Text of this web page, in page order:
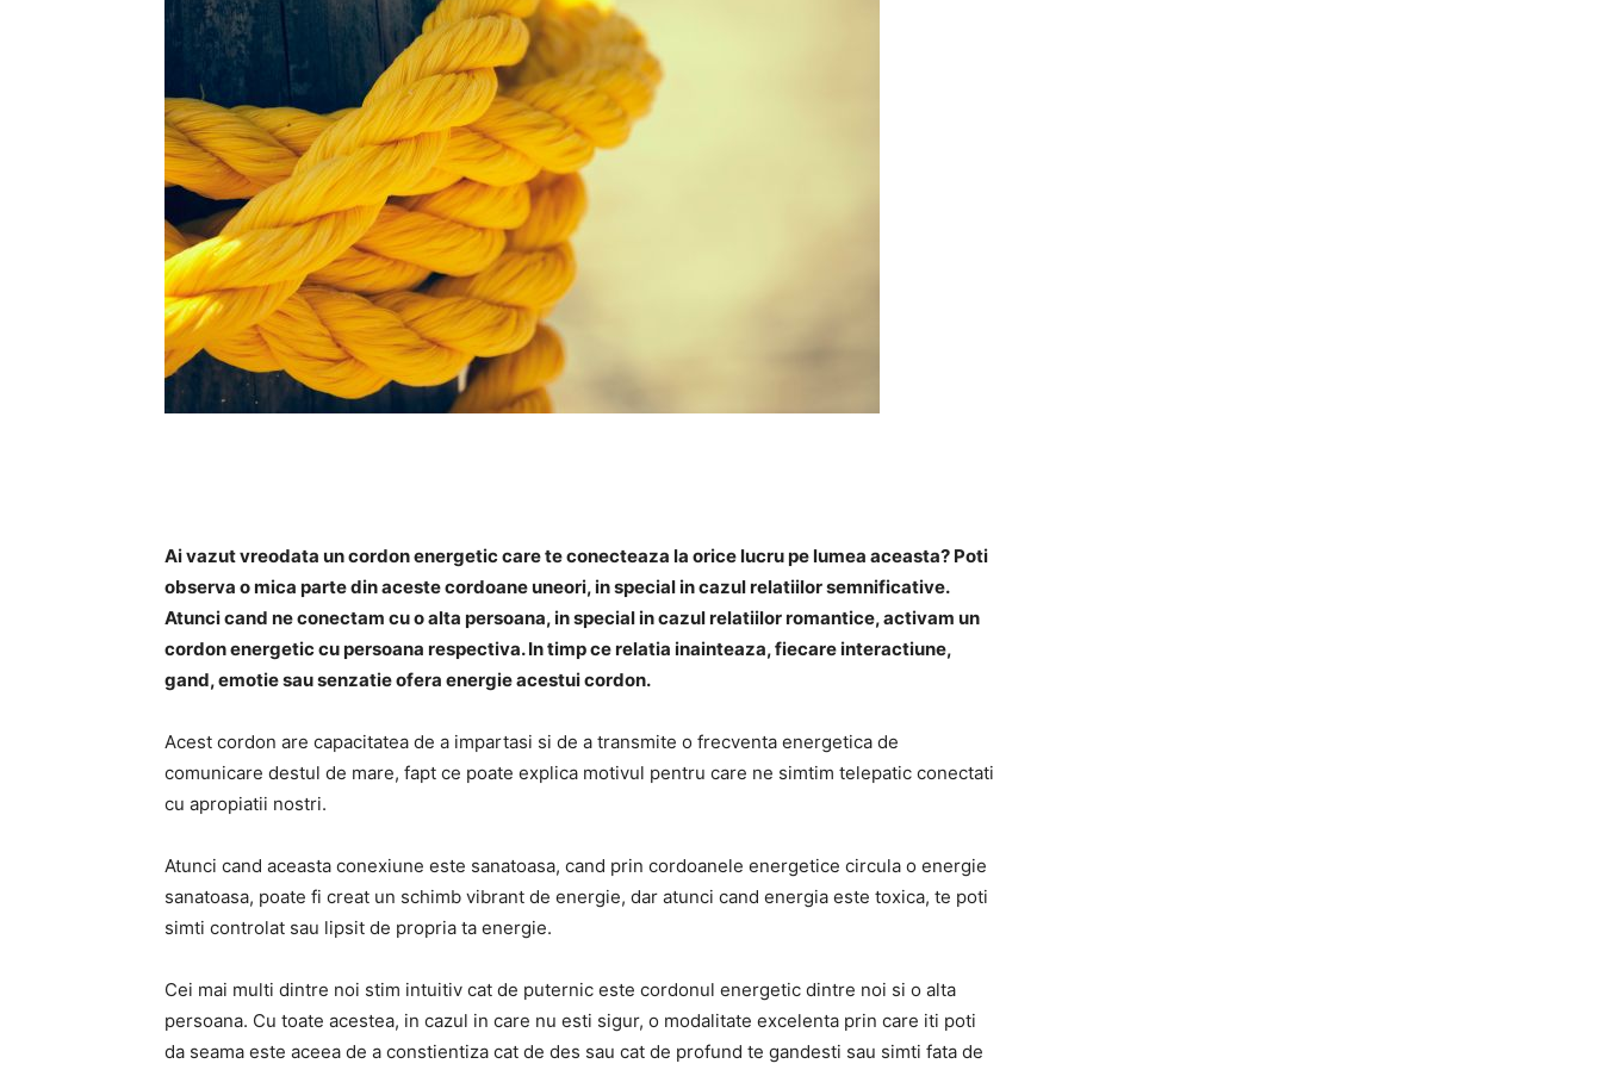
Ai vazut vreodata un cordon energetic care te conecteaza la orice lucru pe lumea aceasta? Poti
observa o mica parte din aceste cordoane uneori, in special in cazul relatiilor semnificative.
Atunci cand ne conectam cu o alta persoana, in special in cazul relatiilor romantice, activam un
cordon energetic cu persoana respectiva. In timp ce relatia inainteaza, fiecare interactiune,
gand, emotie sau senzatie ofera energie acestui cordon.
Acest cordon are capacitatea de a impartasi si de a transmite o frecventa energetica de
comunicare destul de mare, fapt ce poate explica motivul pentru care ne simtim telepatic conectati
cu apropiatii nostri.
Atunci cand aceasta conexiune este sanatoasa, cand prin cordoanele energetice circula o energie
sanatoasa, poate fi creat un schimb vibrant de energie, dar atunci cand energia este toxica, te poti
simti controlat sau lipsit de propria ta energie.
Cei mai multi dintre noi stim intuitiv cat de puternic este cordonul energetic dintre noi si o alta
persoana. Cu toate acestea, in cazul in care nu esti sigur, o modalitate excelenta prin care iti poti
da seama este aceea de a constientiza cat de des sau cat de profund te gandesti sau simti fata de